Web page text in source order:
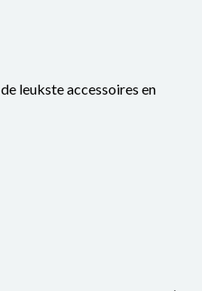
leukste accessoires en